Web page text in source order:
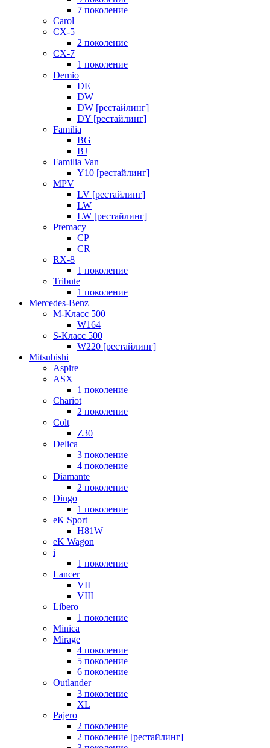
7 поколение
Carol
CX-5
2 поколение
CX-7
1 поколение
Demio
DE
DW
DW [рестайлинг]
DY [рестайлинг]
Familia
BG
BJ
Familia Van
Y10 [рестайлинг]
MPV
LV [рестайлинг]
LW
LW [рестайлинг]
Premacy
CP
CR
RX-8
1 поколение
Tribute
1 поколение
Mercedes-Benz
M-Класс 500
W164
S-Класс 500
W220 [рестайлинг]
Mitsubishi
Aspire
ASX
1 поколение
Chariot
2 поколение
Colt
Z30
Delica
3 поколение
4 поколение
Diamante
2 поколение
Dingo
1 поколение
eK Sport
H81W
eK Wagon
i
1 поколение
Lancer
VII
VIII
Libero
1 поколение
Minica
Mirage
4 поколение
5 поколение
6 поколение
Outlander
3 поколение
XL
Pajero
2 поколение
2 поколение [рестайлинг]